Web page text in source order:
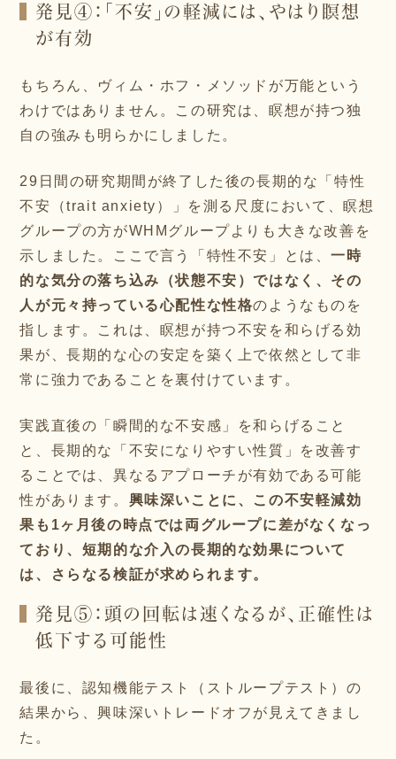
発見④：「不安」の軽減には、やはり瞑想
が有効
もちろん、ヴィム・ホフ・メソッドが万能という
わけではありません。この研究は、瞑想が持つ独
自の強みも明らかにしました。
29日間の研究期間が終了した後の長期的な「特性
不安（trait anxiety）」を測る尺度において、瞑想
グループの方がWHMグループよりも大きな改善を
示しました。ここで言う「特性不安」とは、一時
的な気分の落ち込み（状態不安）ではなく、その
人が元々持っている心配性な性格のようなものを
指します。これは、瞑想が持つ不安を和らげる効
果が、長期的な心の安定を築く上で依然として非
常に強力であることを裏付けています。
実践直後の「瞬間的な不安感」を和らげること
と、長期的な「不安になりやすい性質」を改善す
ることでは、異なるアプローチが有効である可能
性があります。 興味深いことに、この不安軽減効
果も1ヶ月後の時点では両グループに差がなくなっ
ており、短期的な介入の長期的な効果について
は、さらなる検証が求められます。
発見⑤：頭の回転は速くなるが、正確性は
低下する可能性
最後に、認知機能テスト（ストループテスト）の
結果から、興味深いトレードオフが見えてきまし
た。